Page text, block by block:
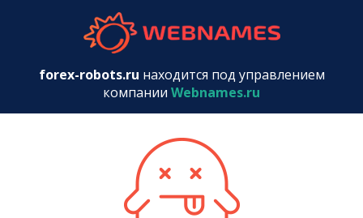
forex-robots.ru находится под управлением
компании Webnames.ru